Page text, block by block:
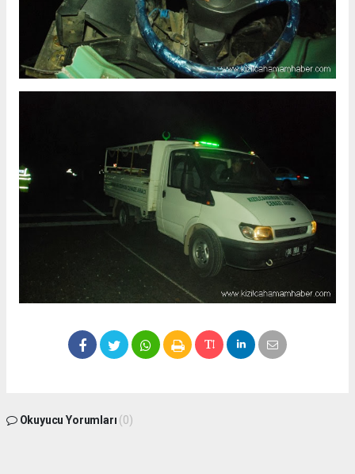
Okuyucu Yorumları (0)